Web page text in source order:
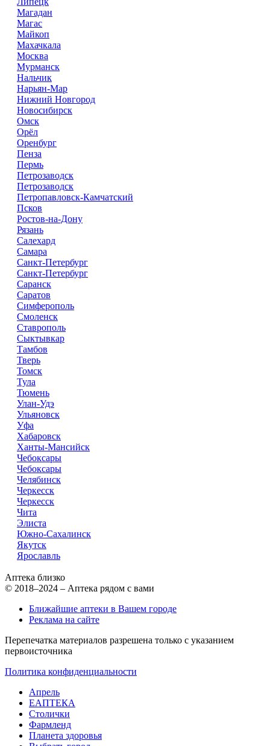
Магадан
Магас
Майкоп
Махачкала
Москва
Мурманск
Нальчик
Нарьян-Мар
Нижний Новгород
Новосибирск
Омск
Орёл
Оренбург
Пенза
Пермь
Петрозаводск
Петрозаводск
Петропавловск-Камчатский
Псков
Ростов-на-Дону
Рязань
Салехард
Самара
Санкт-Петербург
Санкт-Петербург
Саранск
Саратов
Симферополь
Смоленск
Ставрополь
Сыктывкар
Тамбов
Тверь
Томск
Тула
Тюмень
Улан-Удэ
Ульяновск
Уфа
Хабаровск
Ханты-Мансийск
Чебоксары
Чебоксары
Челябинск
Черкесск
Черкесск
Чита
Элиста
Южно-Сахалинск
Якутск
Ярославль
Аптека близко
© 2018–2024 – Аптека рядом с вами
Ближайшие аптеки в Вашем городе
Реклама на сайте
Перепечатка материалов разрешена только с указанием
первоисточника
Политика конфиденциальности
Апрель
ЕАПТЕКА
Столички
Фармленд
Планета здоровья